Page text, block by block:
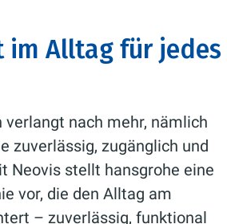
im Alltag für jedes
verlangt nach mehr, nämlich
zuverlässig, zugänglich und
Neovis stellt hansgrohe eine
vor, die den Alltag am
– zuverlässig, funktional